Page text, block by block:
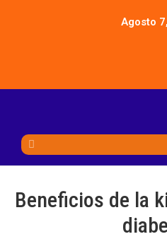
Agosto
Beneficios de la